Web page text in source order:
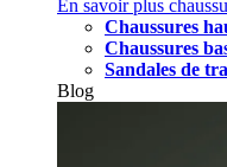
En savoir plus
Chaussures
Chaussures
Sandales de
Blog